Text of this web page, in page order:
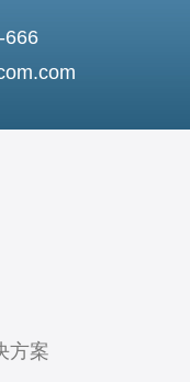
666
方案